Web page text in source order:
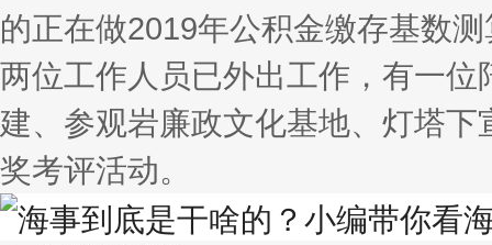
的正在做2019年公积金缴存基数
两位工作人员已外出工作，有一
建、参观岩廉政文化基地、灯塔
奖考评活动。